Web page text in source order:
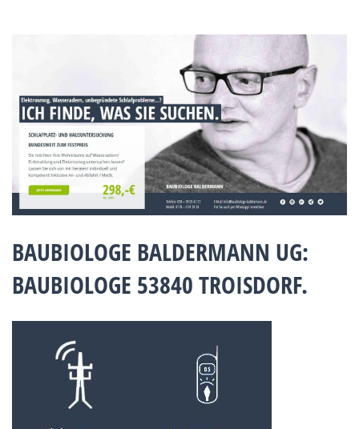
BAUBIOLOGE BALDERMANN UG:
BAUBIOLOGE 53840 TROISDORF.